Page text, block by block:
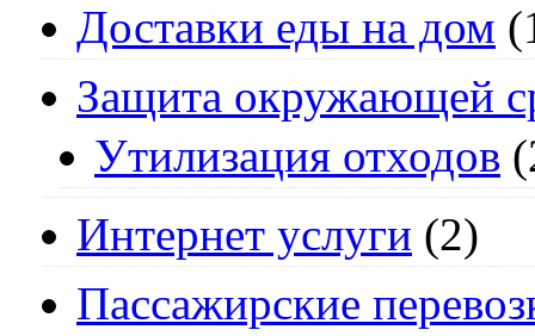
Доставки еды на дом
Защита окружающей
Утилизация отходов
Интернет услуги (2)
Пассажирские